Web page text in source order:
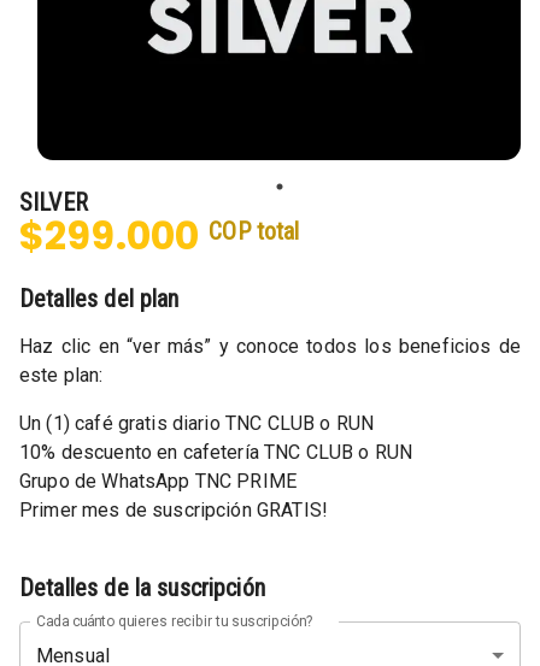
SILVER
$299.000 COPtotal
Detalles del plan
Haz clic en “ver más” y conoce todos los beneficios de
este plan:
Un (1) café gratis diario TNC CLUB o RUN
10% descuento en cafetería TNC CLUB o RUN
Grupo de WhatsApp TNC PRIME
Primer mes de suscripción GRATIS!
Detalles de la suscripción
Cada cuánto quieres recibir tu suscripción?
Mensual